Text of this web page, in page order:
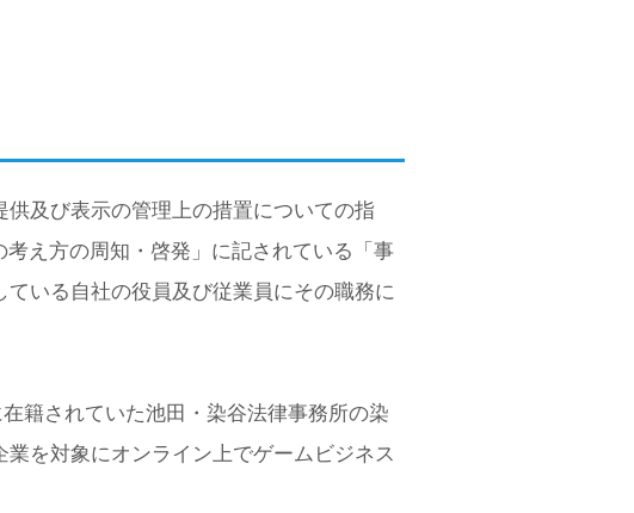
及び表示の管理上の措置についての指
え方の周知・啓発」に記されている「事
いる自社の役員及び従業員にその職務に
籍されていた池田・染谷法律事務所の染
を対象にオンライン上でゲームビジネス